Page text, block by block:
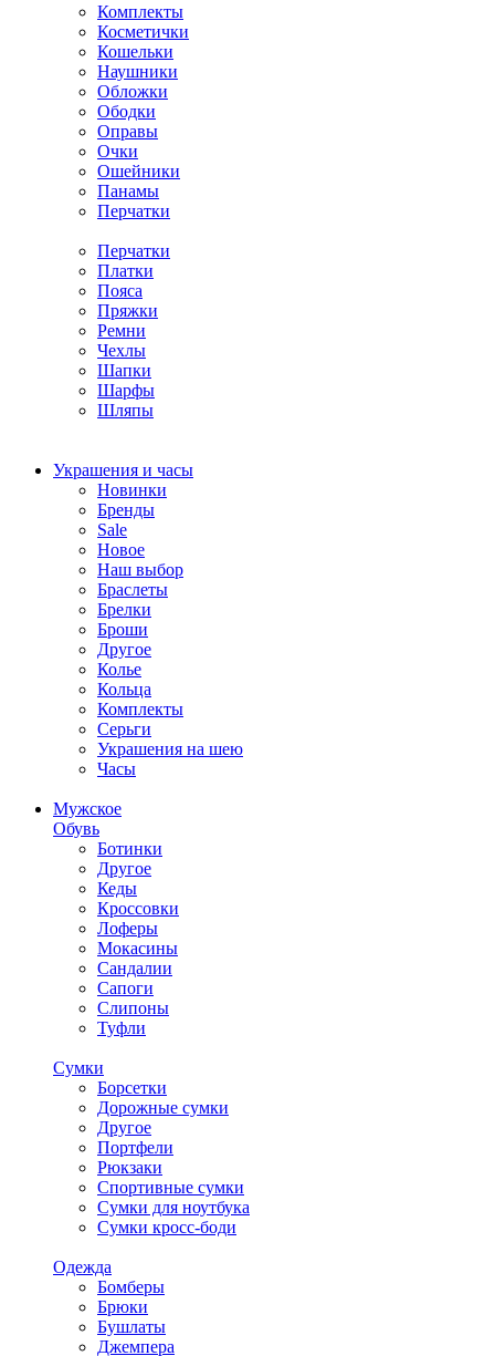
Комплекты
Косметички
Кошельки
Наушники
Обложки
Ободки
Оправы
Очки
Ошейники
Панамы
Перчатки
Перчатки
Платки
Пояса
Пряжки
Ремни
Чехлы
Шапки
Шарфы
Шляпы
Украшения и часы
Новинки
Бренды
Sale
Новое
Наш выбор
Браслеты
Брелки
Броши
Другое
Колье
Кольца
Комплекты
Серьги
Украшения на шею
Часы
Мужское
Обувь
Ботинки
Другое
Кеды
Кроссовки
Лоферы
Мокасины
Сандалии
Сапоги
Слипоны
Туфли
Сумки
Борсетки
Дорожные сумки
Другое
Портфели
Рюкзаки
Спортивные сумки
Сумки для ноутбука
Сумки кросс-боди
Одежда
Бомберы
Брюки
Бушлаты
Джемпера